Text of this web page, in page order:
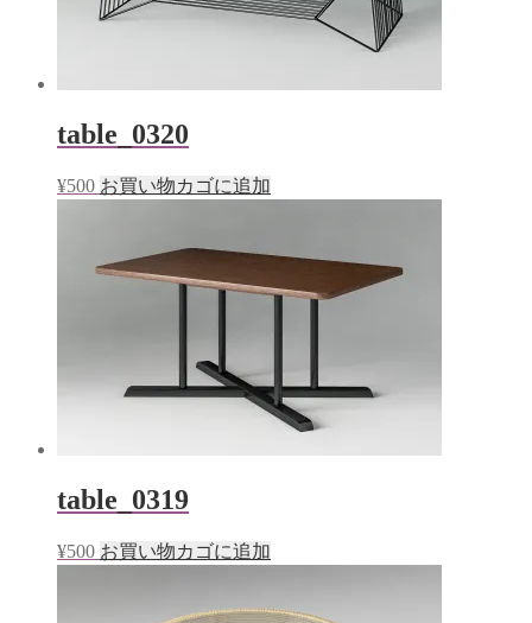
table_0320
¥500 お買い物カゴに追加
table_0319
¥500 お買い物カゴに追加